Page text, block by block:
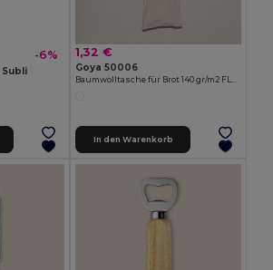
-6%
Subli
1,32 €
Goya 50006
Baumwolltasche für Brot 140 gr/m2 FLOUR
In den Warenkorb